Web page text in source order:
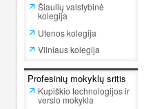
Šiaulių valstybinė
kolegija
Utenos kolegija
Vilniaus kolegija
Profesinių mokyklų sritis
Kupiškio technologijos ir
verslo mokykla